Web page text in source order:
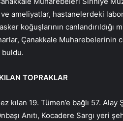
ameliyatlar, hastanelerdeki
koğuşlarının
Çanakkale Muharebelerinin
buldu.
TOPRAKLAR
kılan 19. Tümen’e bağlı 57. Alay
Anıtı, Kocadere Sargı yeri